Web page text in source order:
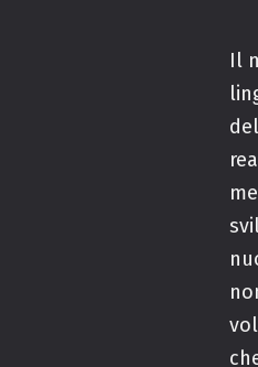
Il